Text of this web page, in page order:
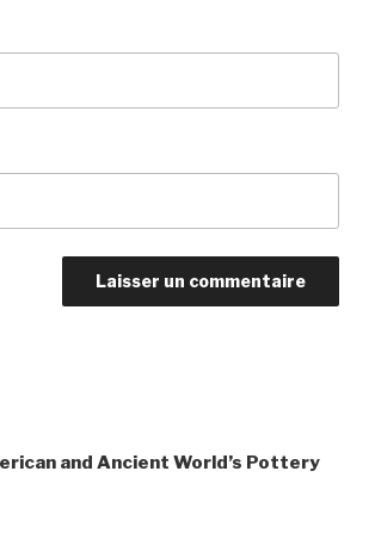
and Ancient World’s Pottery